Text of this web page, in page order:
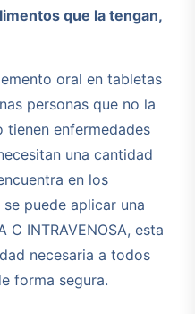
que la tengan,
oral en tabletas
personas que no la
tienen enfermedades
una cantidad
en los
puede aplicar una
C INTRAVENOSA, esta
necesaria a todos
forma segura.